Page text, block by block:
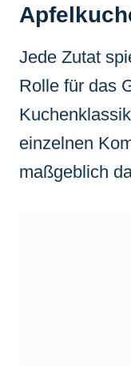
Jede Zutat
Rolle für das
einzelnen
maßgeblich